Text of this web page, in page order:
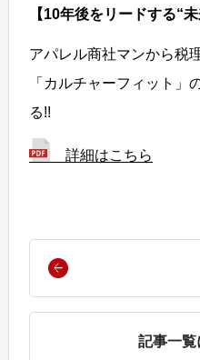
【10年後をリードする“
アパレル商社マンから税
「カルチャーフィット」
る!!
詳細はこちら
記事一覧